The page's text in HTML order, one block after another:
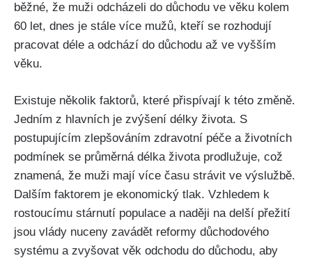
běžné, že muži odcházeli do důchodu ve věku kolem
60 let, dnes je stále více mužů, kteří se rozhodují
pracovat déle a odchází do důchodu až ve vyšším
věku.
Existuje několik faktorů, které přispívají k této změně.
Jedním z hlavních je zvýšení délky života. S
postupujícím zlepšováním zdravotní péče a životních
podmínek se průměrná délka života prodlužuje, což
znamená, že muži mají více času strávit ve výslužbě.
Dalším faktorem je ekonomický tlak. Vzhledem k
rostoucímu stárnutí populace a naději na delší přežití
jsou vlády nuceny zavádět reformy důchodového
systému a zvyšovat věk odchodu do důchodu, aby